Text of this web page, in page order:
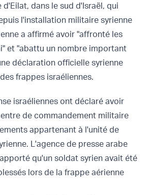
dans le sud d'Israël, qui
l'installation militaire syrienne
a affirmé avoir "affronté les
et "abattu un nombre important
déclaration officielle syrienne
frappes israéliennes.
israéliennes ont déclaré avoir
de commandement militaire
appartenant à l'unité de
L'agence de presse arabe
qu'un soldat syrien avait été
lors de la frappe aérienne